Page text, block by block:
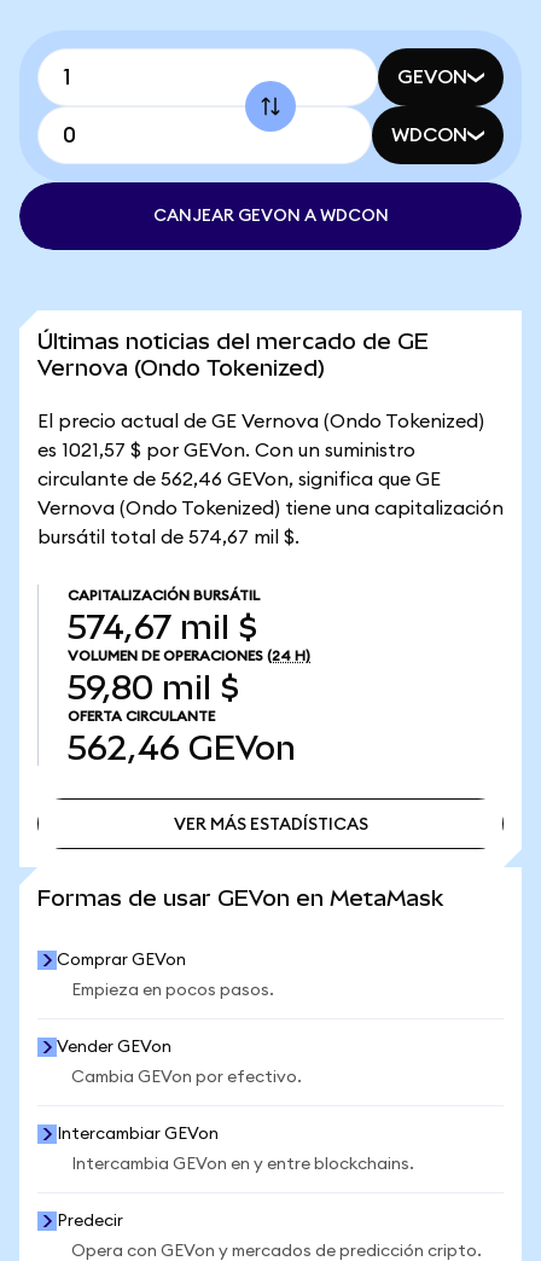
GEVON
WDCON
CANJEAR GEVON A WDCON
Últimas noticias del mercado de GE
Vernova (Ondo Tokenized)
El precio actual de GE Vernova (Ondo Tokenized)
es 1021,57 $ por GEVon. Con un suministro
circulante de 562,46 GEVon, significa que GE
Vernova (Ondo Tokenized) tiene una capitalización
bursátil total de 574,67 mil $.
CAPITALIZACIÓN BURSÁTIL
574,67 mil $
VOLUMEN DE OPERACIONES (24 H)
59,80 mil $
OFERTA CIRCULANTE
562,46 GEVon
VER MÁS ESTADÍSTICAS
Formas de usar GEVon en MetaMask
Comprar GEVon
Empieza en pocos pasos.
Vender GEVon
Cambia GEVon por efectivo.
Intercambiar GEVon
Intercambia GEVon en y entre blockchains.
Predecir
Opera con GEVon y mercados de predicción cripto.